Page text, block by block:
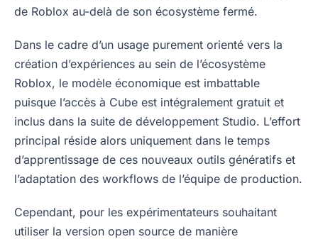
de Roblox au-delà de son écosystème fermé.
Dans le cadre d’un usage purement orienté vers la
création d’expériences au sein de l’écosystème
Roblox, le modèle économique est imbattable
puisque l’accès à Cube est intégralement gratuit et
inclus dans la suite de développement Studio. L’effort
principal réside alors uniquement dans le temps
d’apprentissage de ces nouveaux outils génératifs et
l’adaptation des workflows de l’équipe de production.
Cependant, pour les expérimentateurs souhaitant
utiliser la version open source de manière